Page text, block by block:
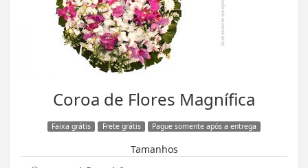
Coroa de Flores Magnífica
Faixa grátis Frete grátis Pague somente após a entrega
Tamanhos